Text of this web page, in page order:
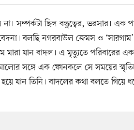
সম্পর্কটা ছিল বন্ধুত্বের, ভরসার। এক
বলছি নগরবাউল জেমস ও ‘সারগাম’
যান বাদল। এ মৃত্যুতে পরিবারের
সঙ্গে এক ফোনকলে সে সময়ের
যান তিনি। বাদলের কথা বলতে গিয়ে